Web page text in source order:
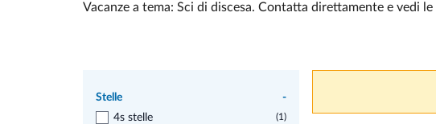
Vacanze a tema: Sci di discesa. Contatta direttamente e vedi
Stelle
-
4s stelle
(1)